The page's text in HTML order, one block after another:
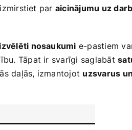
‌par aicinājumu uz
nosaukumi e-pastiem
Tāpat ir svarīgi saglabāt
daļās, izmantojot uzsvarus